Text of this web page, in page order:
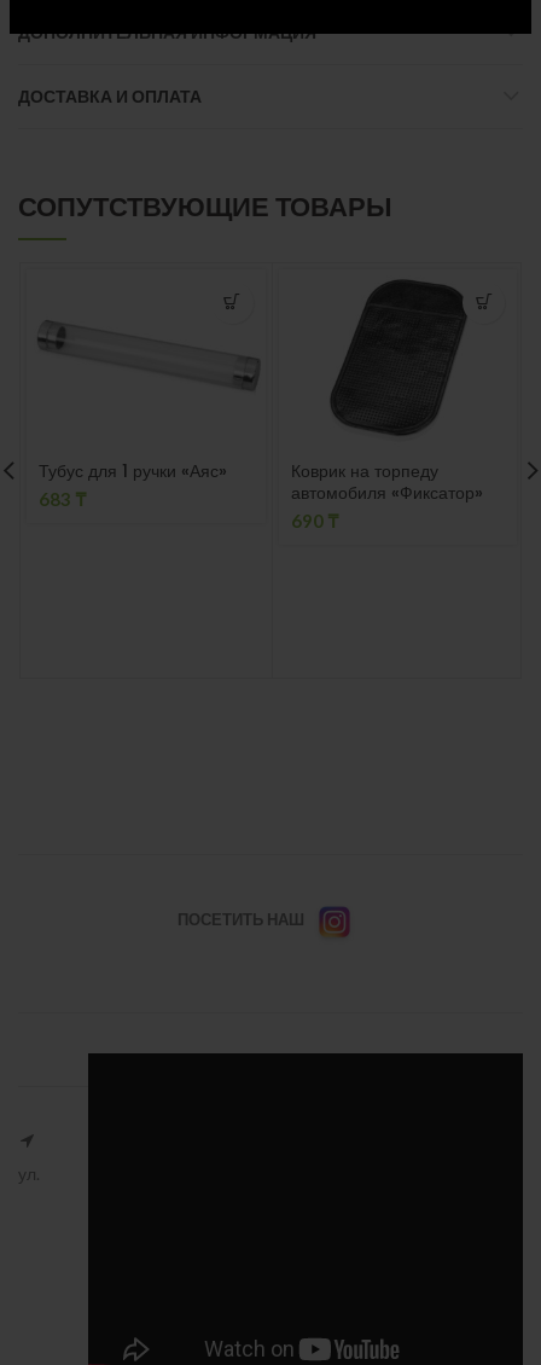
ДОПОЛНИТЕЛЬНАЯ ИНФОРМАЦИЯ
ДОСТАВКА И ОПЛАТА
СОПУТСТВУЮЩИЕ ТОВАРЫ
Тубус для 1 ручки «Аяс»
683 ₸
Коврик на торпеду
автомобиля «Фиксатор»
690 ₸
ПОСЕТИТЬ НАШ
ул.